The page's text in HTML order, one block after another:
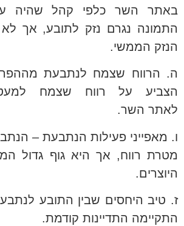
באתר השר כלפי קהל שהיה
התמונה נגרם נזק לתובע, אך
הנזק הממשי.
ה. הרווח שצמח לנתבעת
הצביע על רווח שצמח
לאתר השר.
ו. מאפייני פעילות הנתבעת –
מטרת רווח, אך היא גוף גדול
היוצרים.
ז. טיב היחסים שבין התובע
התקיימה התדיינות קודמת.